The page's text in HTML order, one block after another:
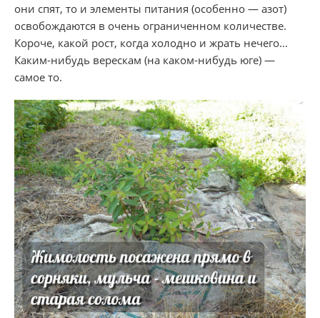
они спят, то и элементы питания (особенно — азот)
освобождаются в очень ограниченном количестве.
Короче, какой рост, когда холодно и жрать нечего...
Каким-нибудь верескам (на каком-нибудь юге) —
самое то.